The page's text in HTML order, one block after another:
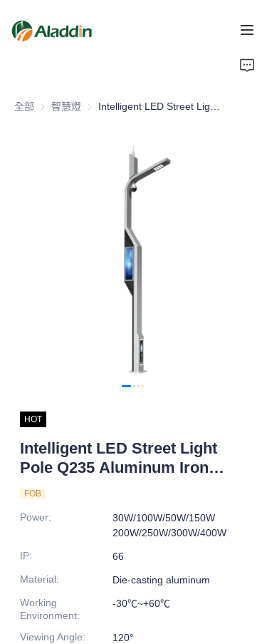
全部 智慧燈 智慧燈
HOT
Intelligent LED Street Light
Pole Q235 Aluminum Iron
Design for Road Application
FOB
Power:
30W/100W/50W/150W
200W/250W/300W/400W
IP:
66
Material:
Die-casting aluminum
Working
Environment:
-30℃~+60℃
Viewing Angle: 120°
關於我們